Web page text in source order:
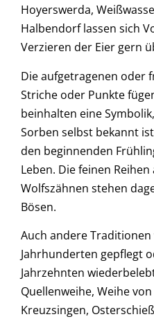
Hoyerswerda,
Halbendorf lassen sich
Verzieren der Eier gern
Die aufgetragenen oder
Striche oder Punkte
beinhalten eine
Sorben selbst bekannt
den beginnenden
Leben. Die feinen
Wolfszähnen stehen
Bösen.
Auch andere
Jahrhunderten gepflegt
Jahrzehnten
Quellenweihe, Weihe
Kreuzsingen,